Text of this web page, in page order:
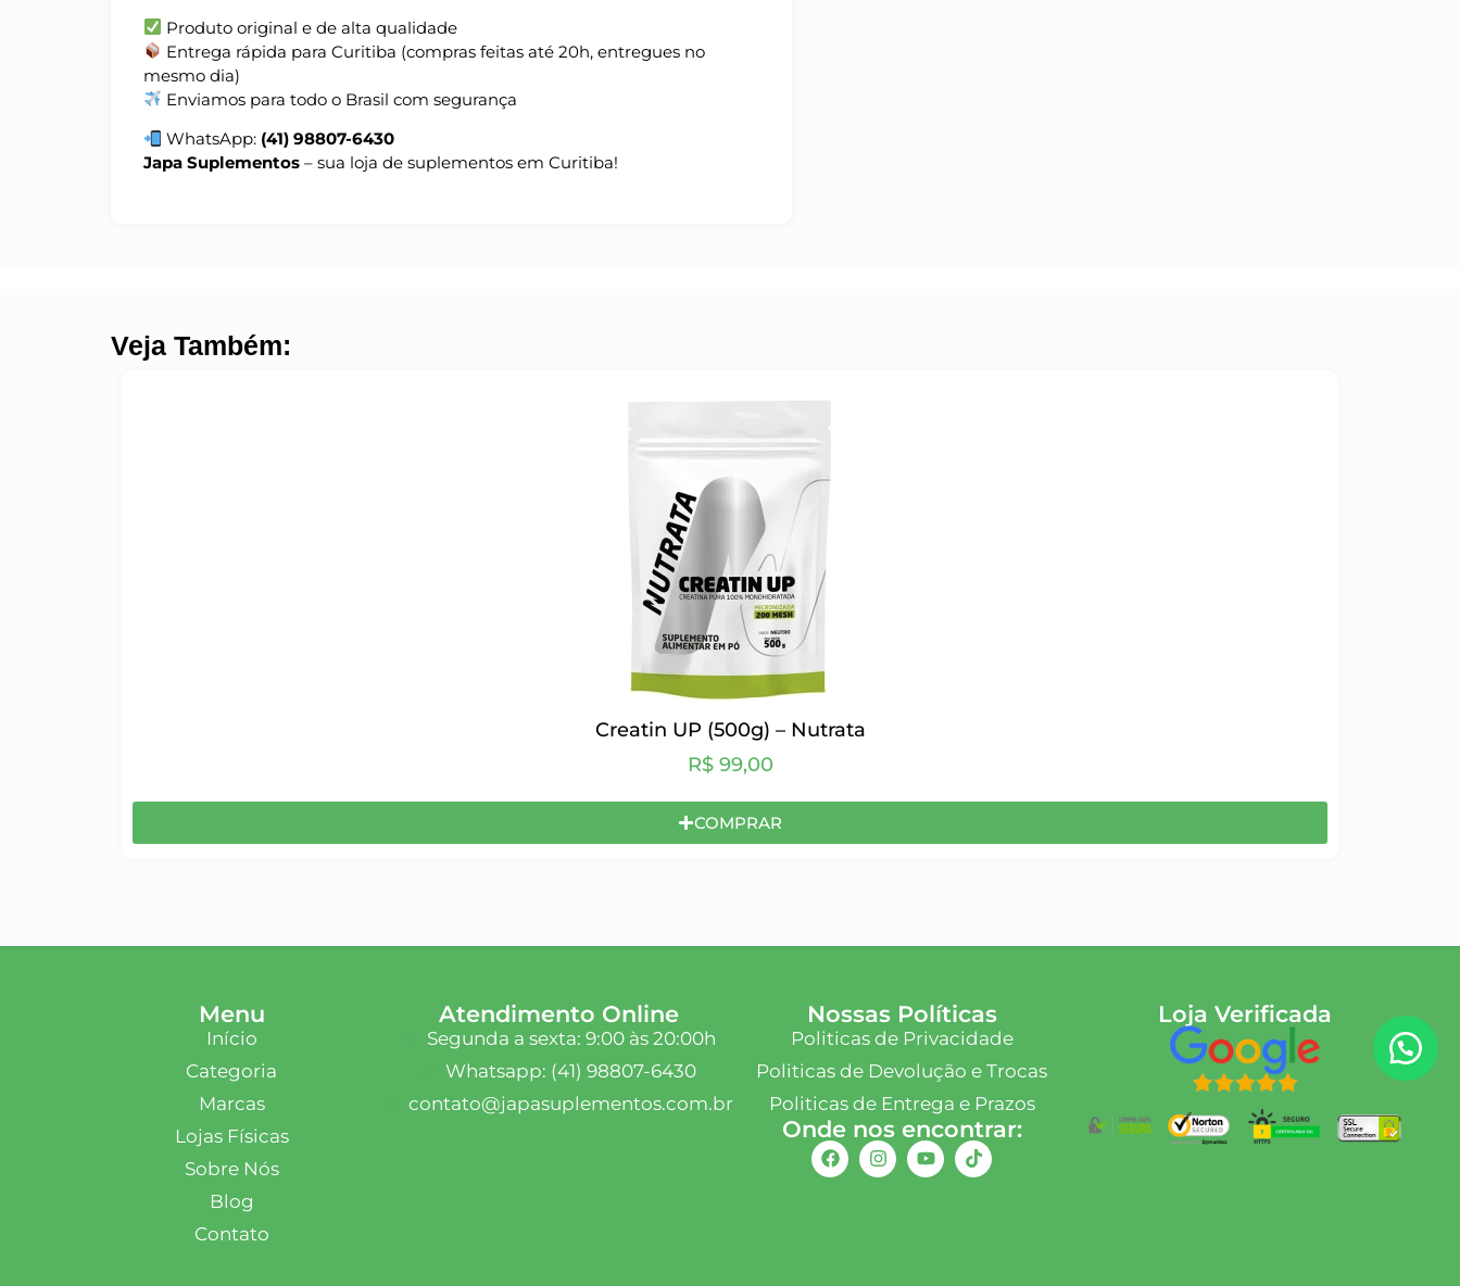
Produto original e de alta qualidade
Entrega rápida para Curitiba (compras feitas até 20h, entregues no
mesmo dia)
Enviamos para todo o Brasil com segurança
WhatsApp: (41) 98807-6430
Japa Suplementos – sua loja de suplementos em Curitiba!
Veja Também:
Creatin UP (500g) – Nutrata
R$99,00
COMPRAR
Menu
Início
Categoria
Marcas
Lojas Físicas
Sobre Nós
Blog
Contato
Atendimento Online
Segunda a sexta: 9:00 às 20:00h
Whatsapp: (41) 98807-6430
contato@japasuplementos.com.br
Nossas Políticas
Politicas de Privacidade
Politicas de Devolução e Trocas
Politicas de Entrega e Prazos
Onde nos encontrar:
Loja Verificada